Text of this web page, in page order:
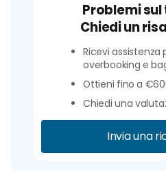
Problemi
Chiedi un
Ricevi assistenza
overbooking e
Ottieni fino a
Chiedi una
Invia una